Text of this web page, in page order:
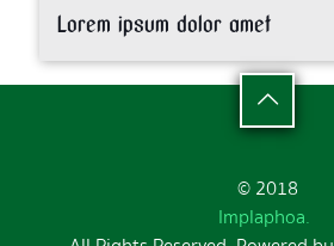
Lorem ipsum dolor amet
© 2018
Implaphoa.